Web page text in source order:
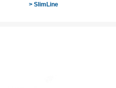
> SlimLine